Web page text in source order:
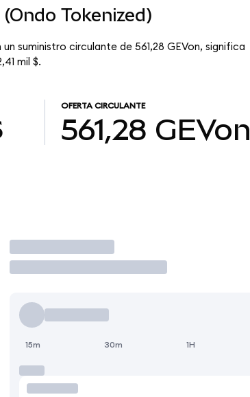
Tokenized)
suministro circulante de 561,28 GEVon, significa
mil $.
OFERTA CIRCULANTE
561,28 GEVon
Operar
15m 30m 1H